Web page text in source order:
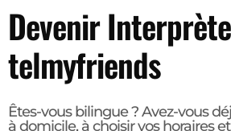
Devenir Interprète
telmyfriends
Êtes-vous bilingue ? Avez-vous
à domicile, à choisir vos horaires